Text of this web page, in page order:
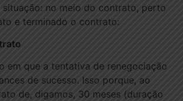
situação: no meio do contrato, perto
e terminado o contrato:
em que a tentativa de renegociação
de sucesso. Isso porque, ao
de, digamos, 30 meses (duração